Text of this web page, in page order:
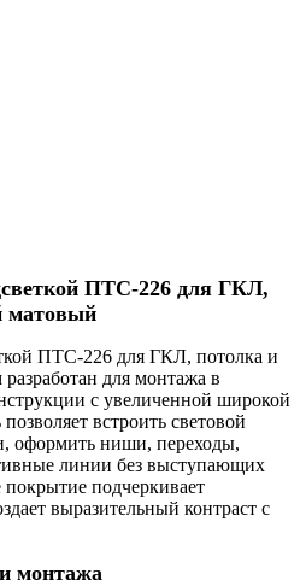
ПТС-226 для ГКЛ,
матовый
ПТС-226 для ГКЛ, потолка и
для монтажа в
с увеличенной широкой
встроить световой
оформить ниши, переходы,
линии без выступающих
подчеркивает
выразительный контраст с
монтажа